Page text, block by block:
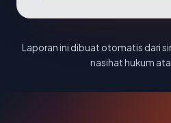
Laporan ini dibuat otomatis dari
nasihat hukum